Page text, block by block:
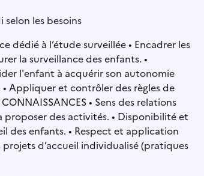
les besoins
dédié à l’étude surveillée • Encadrer les
la surveillance des enfants. •
l'enfant à acquérir son autonomie
• Appliquer et contrôler des règles de
• Sens des relations
proposer des activités. • Disponibilité et
des enfants. • Respect et application
d’accueil individualisé (pratiques